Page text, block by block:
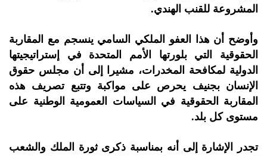
المشروعة للقنب الهندي.
وأوضح أن هذا العفو الملكي السامي ينسجم مع المقاربة
الحقوقية التي بلورتها الأمم المتحدة في إستراتيجيتها
الدولية لمكافحة المخدرات، مشيرا إلى أن مجلس حقوق
الإنسان بجنيف يحرص على مواكبة وتتبع تصريف هذه
المقاربة الحقوقية في السياسات العمومية الوطنية على
مستوى كل بلد.
تجدر الإشارة إلى أنه بمناسبة ذكرى ثورة الملك والشعب